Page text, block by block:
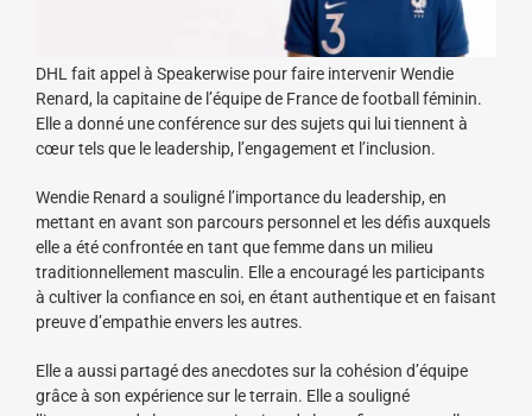
DHL fait appel à Speakerwise pour faire intervenir Wendie
Renard, la capitaine de l’équipe de France de football féminin.
Elle a donné une conférence sur des sujets qui lui tiennent à
cœur tels que le leadership, l’engagement et l’inclusion.
Wendie Renard a souligné l’importance du leadership, en
mettant en avant son parcours personnel et les défis auxquels
elle a été confrontée en tant que femme dans un milieu
traditionnellement masculin. Elle a encouragé les participants
à cultiver la confiance en soi, en étant authentique et en faisant
preuve d’empathie envers les autres.
Elle a aussi partagé des anecdotes sur la cohésion d’équipe
grâce à son expérience sur le terrain. Elle a souligné